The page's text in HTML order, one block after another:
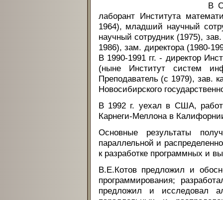
В
лаборант Института
1964), младший научный
научный сотрудник (1975),
1986), зам. директора (1980-
В 1990-1991 гг. - директор
(ныне Институт систем
Преподаватель (с 1979), зав.
Новосибирского
В 1992 г. уехал в США,
Карнеги-Меллона в
Основные результаты
параллельной и
к разработке программных и
В.Е.Котов предложил и
программирования;
предложил и исследовал